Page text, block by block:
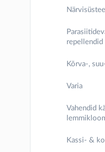
repellendid
Kõrva-,
Varia
Vahendid
Kassi- &